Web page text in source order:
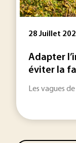
28 Juillet
Adapter
éviter la
Les vagues